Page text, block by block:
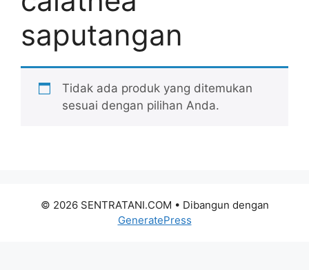
saputangan
Tidak ada produk yang ditemukan
sesuai dengan pilihan Anda.
© 2026 SENTRATANI.COM • Dibangun dengan
GeneratePress